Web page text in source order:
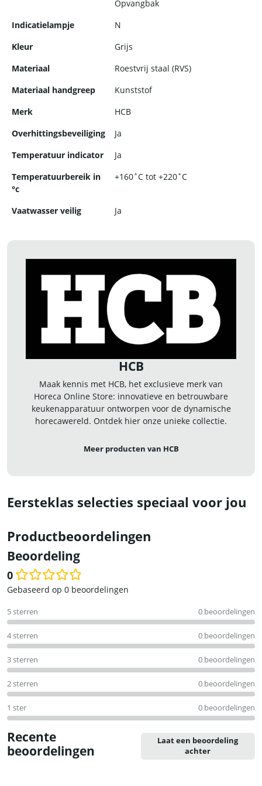
Opvangbak
Indicatielampje
N
Kleur
Grijs
Materiaal
Roestvrij staal (RVS)
Materiaal handgreep
Kunststof
Merk
HCB
Overhittingsbeveiliging
Ja
Temperatuur indicator
Ja
Temperatuurbereik in
°c
+160˚C tot +220˚C
Vaatwasser veilig Ja
HCB
Maak kennis met HCB, het exclusieve merk van
Horeca Online Store: innovatieve en betrouwbare
keukenapparatuur ontworpen voor de dynamische
horecawereld. Ontdek hier onze unieke collectie.
Meer producten van HCB
Eersteklas selecties speciaal voor jou
Productbeoordelingen
Beoordeling
0
Waardering
uit
5
Gebaseerd op 0 beoordelingen
5 sterren 0 beoordelingen
4 sterren 0 beoordelingen
3 sterren 0 beoordelingen
2 sterren 0 beoordelingen
1 ster 0 beoordelingen
Recente
beoordelingen
Laat een beoordeling
achter